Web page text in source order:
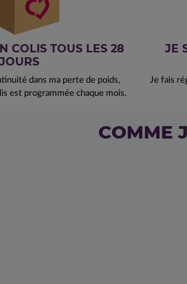
COLIS TOUS LES 28
JOURS
dans ma perte de poids,
est programmée chaque mois.
JE
Je fais
COMME